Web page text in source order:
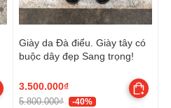
Giày da Đà điểu. Giày tây có
buộc dây đẹp Sang trọng!
3.500.000₫
5.800.000₫ -40%